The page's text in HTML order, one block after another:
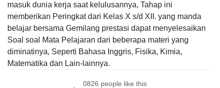
masuk dunia kerja saat kelulusannya, Tahap ini
memberikan Peringkat dari Kelas X s/d XII. yang manda
belajar bersama Gemilang prestasi dapat menyelesaikan
Soal soal Mata Pelajaran dari beberapa materi yang
diminatinya, Seperti Bahasa Inggris, Fisika, Kimia,
Matematika dan Lain-lainnya.
0826 people like this